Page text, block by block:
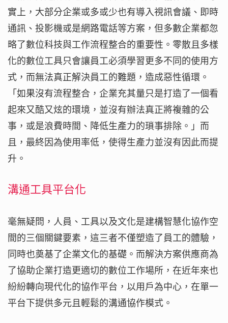
實上，大部分企業或多或少也有導入視訊會議、即時
通訊、投影機或是網路電話等方案，但多數企業都忽
略了數位科技與工作流程整合的重要性。零散且多樣
化的數位工具只會讓員工必須學習更多不同的使用方
式，而無法真正解決員工的難題，造成惡性循環。
「如果沒有流程整合，企業充其量只是打造了一個看
起來又酷又炫的環境，並沒有辦法真正將複雜的公
事，或是浪費時間、降低生產力的瑣事排除。」而
且，最終因為使用率低，使得生產力並沒有因此而提
升。
溝通工具平台化
毫無疑問，人員、工具以及文化是建構智慧化協作空
間的三個關鍵要素，這三者不僅塑造了員工的體驗，
同時也奠基了企業文化的基礎。而解決方案供應商為
了協助企業打造更適切的數位工作場所，在近年來也
紛紛轉向現代化的協作平台，以用戶為中心，在單一
平台下提供多元且輕鬆的溝通協作模式。